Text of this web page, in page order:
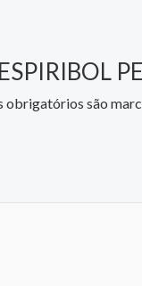
obrigatórios são